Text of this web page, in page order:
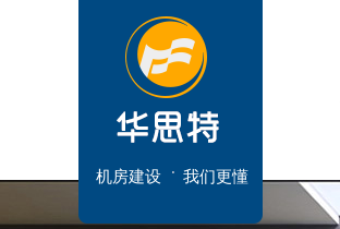
机房建设 我们更懂